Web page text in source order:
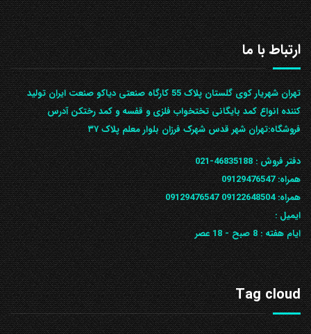
ارتباط با ما
تهران شهریار کوی گلستان پلاک 55 کارگاه صنعتی دیاکو صنعت ایران تولید
کننده انواع کمد بایگانی تختخواب فلزی و قفسه و کمد رختکن آدرس
ف‍روشگاه:تهران شهر قدس شهرک فرزان بلوار معلم پلاک ۳۷
دفتر فروش :46835188-021
همراه:09129476547
همراه: 09122648504
09129476547
ایمیل :
ایام هفته :8 صبح - 18 عصر
Tag cloud